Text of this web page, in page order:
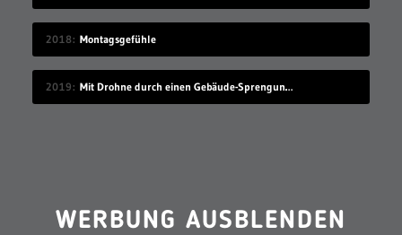
2018 Montagsgefühle
2019 Mit Drohne durch einen Gebäude-Sprengung fliegen
WERBUNG AUSBLENDEN